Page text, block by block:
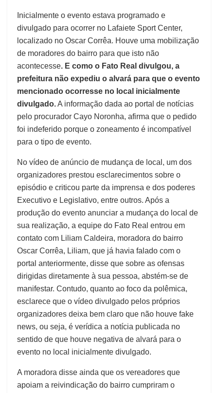
Inicialmente o evento estava programado e
divulgado para ocorrer no Lafaiete Sport Center,
localizado no Oscar Corrêa. Houve uma mobilização
de moradores do bairro para que isto não
acontecesse. E como o Fato Real divulgou, a
prefeitura não expediu o alvará para que o evento
mencionado ocorresse no local inicialmente
divulgado.A informação dada ao portal de notícias
pelo procurador Cayo Noronha, afirma que o pedido
foi indeferido porque o zoneamento é incompatível
para o tipo de evento.
No vídeo de anúncio de mudança de local, um dos
organizadores prestou esclarecimentos sobre o
episódio e criticou parte da imprensa e dos poderes
Executivo e Legislativo, entre outros. Após a
produção do evento anunciar a mudança do local de
sua realização, a equipe do Fato Real entrou em
contato com Liliam Caldeira, moradora do bairro
Oscar Corrêa, Liliam, que já havia falado com o
portal anteriormente, disse que sobre as ofensas
dirigidas diretamente à sua pessoa, abstém-se de
manifestar. Contudo, quanto ao foco da polêmica,
esclarece que o vídeo divulgado pelos próprios
organizadores deixa bem claro que não houve fake
news, ou seja, é verídica a notícia publicada no
sentido de que houve negativa de alvará para o
evento no local inicialmente divulgado.
A moradora disse ainda que os vereadores que
apoiam a reivindicação do bairro cumpriram o